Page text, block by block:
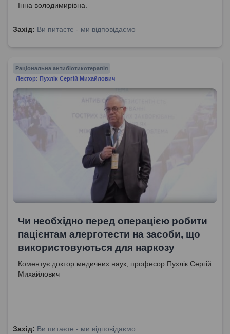
Інна володимирівна.
Захід: Ви питаєте - ми відповідаємо
Раціональна антибіотикотерапія
Лектор: Пухлік Сергій Михайлович
Чи необхідно перед операцією робити
пацієнтам алерготести на засоби, що
використовуються для наркозу
Коментує доктор медичних наук, професор Пухлік Сергій
Михайлович
Захід: Ви питаєте - ми відповідаємо